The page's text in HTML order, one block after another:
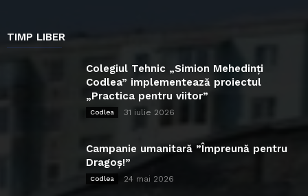
TIMP LIBER
Colegiul Tehnic „Simion Mehedinți
Codlea” implementează proiectul
„Practica pentru viitor”
Codlea 31 iulie 2026
Campanie umanitară ”Împreună pentru
Dragoș!”
Codlea 24 mai 2026